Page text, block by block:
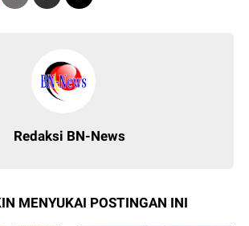
Redaksi BN-News
MENYUKAI POSTINGAN INI